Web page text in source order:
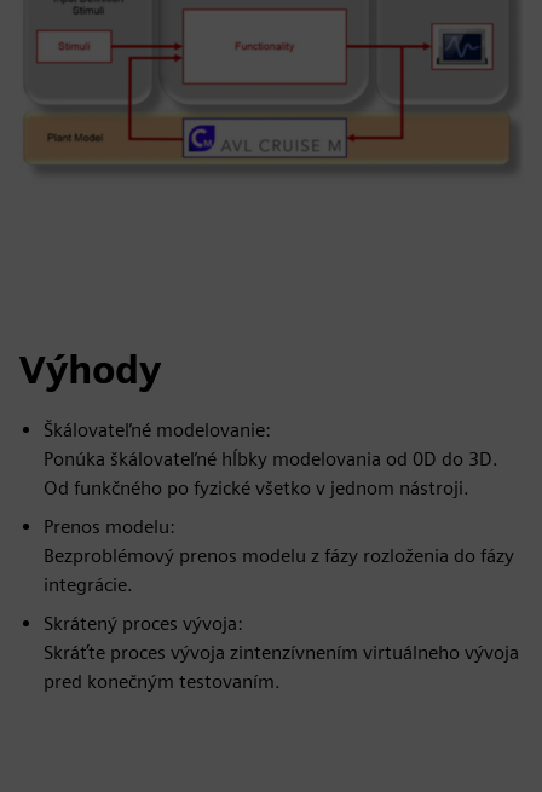
Výhody
Škálovateľné modelovanie:
Ponúka škálovateľné hĺbky modelovania od 0D do 3D.
Od funkčného po fyzické všetko v jednom nástroji.
Prenos modelu:
Bezproblémový prenos modelu z fázy rozloženia do fázy
integrácie.
Skrátený proces vývoja:
Skráťte proces vývoja zintenzívnením virtuálneho vývoja
pred konečným testovaním.